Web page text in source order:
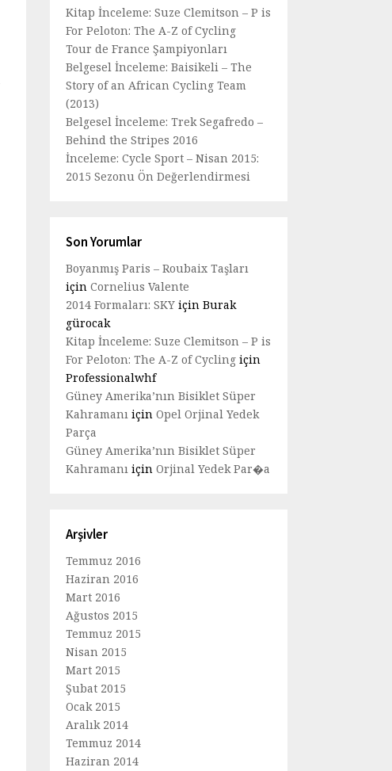
Kitap İnceleme: Suze Clemitson – P is
For Peloton: The A-Z of Cycling
Tour de France Şampiyonları
Belgesel İnceleme: Baisikeli – The
Story of an African Cycling Team
(2013)
Belgesel İnceleme: Trek Segafredo –
Behind the Stripes 2016
İnceleme: Cycle Sport – Nisan 2015:
2015 Sezonu Ön Değerlendirmesi
Son Yorumlar
Boyanmış Paris – Roubaix Taşları
için Cornelius Valente
2014 Formaları: SKY için Burak
gürocak
Kitap İnceleme: Suze Clemitson – P is
For Peloton: The A-Z of Cycling için
Professionalwhf
Güney Amerika’nın Bisiklet Süper
Kahramanı için Opel Orjinal Yedek
Parça
Güney Amerika’nın Bisiklet Süper
Kahramanı için Orjinal Yedek Par�a
Arşivler
Temmuz 2016
Haziran 2016
Mart 2016
Ağustos 2015
Temmuz 2015
Nisan 2015
Mart 2015
Şubat 2015
Ocak 2015
Aralık 2014
Temmuz 2014
Haziran 2014